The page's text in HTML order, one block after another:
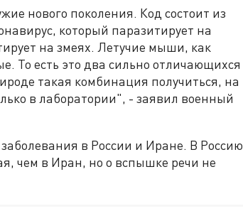
нового поколения. Код состоит из
который паразитирует на
на змеях. Летучие мыши, как
То есть это два сильно отличающихся
такая комбинация получиться, на
в лаборатории", - заявил военный
в России и Иране. В Россию
чем в Иран, но о вспышке речи не